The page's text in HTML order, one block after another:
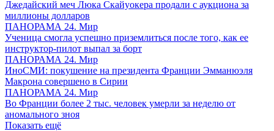
Джедайский меч Люка Скайуокера продали с аукциона за
миллионы долларов
ПАНОРАМА 24. Мир
Ученица смогла успешно приземлиться после того, как ее
инструктор-пилот выпал за борт
ПАНОРАМА 24. Мир
ИноСМИ: покушение на президента Франции Эмманюэля
Макрона совершено в Сирии
ПАНОРАМА 24. Мир
Во Франции более 2 тыс. человек умерли за неделю от
аномального зноя
Показать ещё